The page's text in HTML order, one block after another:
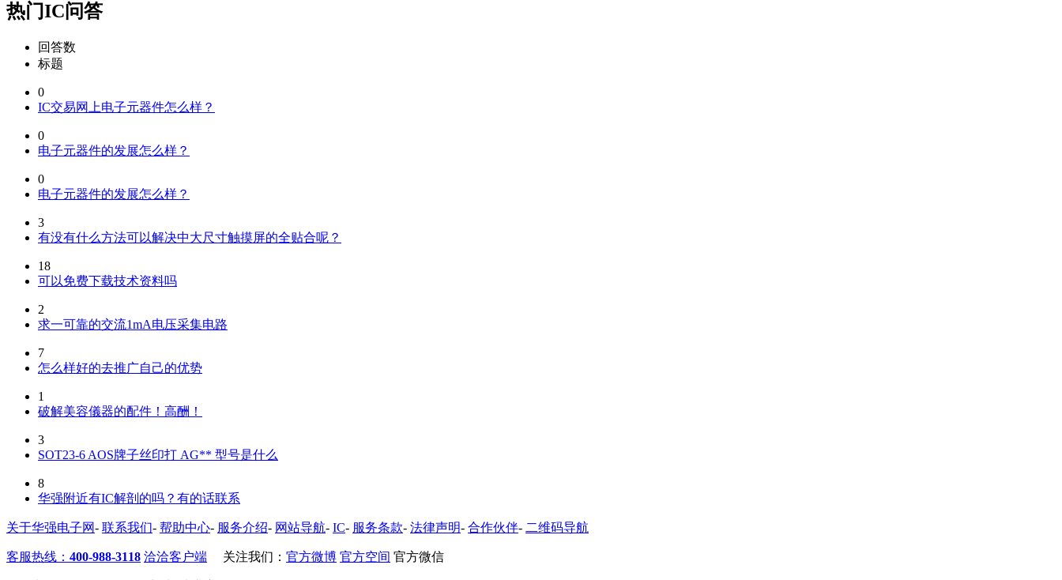
热门IC问答
回答数
标题
0
IC交易网上电子元器件怎么样？
0
电子元器件的发展怎么样？
0
电子元器件的发展怎么样？
3
有没有什么方法可以解决中大尺寸触摸屏的全贴合呢？
18
可以免费下载技术资料吗
2
求一可靠的交流1mA电压采集电路
7
怎么样好的去推广自己的优势
1
破解美容儀器的配件！高酬！
3
SOT23-6 AOS牌子丝印打 AG** 型号是什么
8
华强附近有IC解剖的吗？有的话联系
关于华强电子网- 联系我们- 帮助中心- 服务介绍- 网站导航- IC- 服务条款- 法律声明- 合作伙伴- 二维码导航
客服热线： 400-988-3118 洽洽客户端 关注我们： 官方微博 官方空间 官方微信